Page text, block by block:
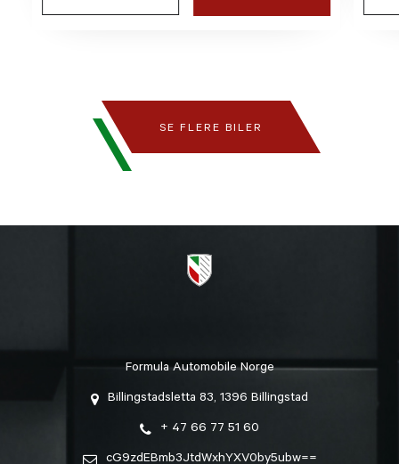
SE FLERE BILER
Formula Automobile Norge
Billingstadsletta 83, 1396 Billingstad
+ 47 66 77 51 60
cG9zdEBmb3JtdWxhYXV0by5ubw==